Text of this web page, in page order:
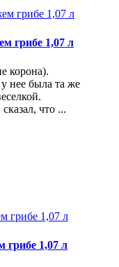
грибе 1,07 л
корона).
нее была та же
что ...
грибе 1,07 л